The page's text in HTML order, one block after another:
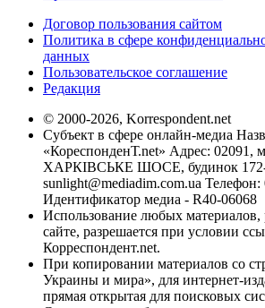
Договор пользования сайтом
Политика в сфере
данных
Пользовательское соглашение
Редакция
© 2000-2026, Korrespondent.net
Субъект в сфере онлайн-медиа
«КореспонденТ.net» Адрес: 02091,
ХАРКІВСЬКЕ ШОСЕ, будинок 172-
sunlight@mediadim.com.ua Телефон:
Идентификатор медиа - R40-06068
Использование любых
сайте, разрешается при условии
Корреспондент.net.
При копировании материалов со
Украины и мира», для интернет-
прямая открытая для поисковых